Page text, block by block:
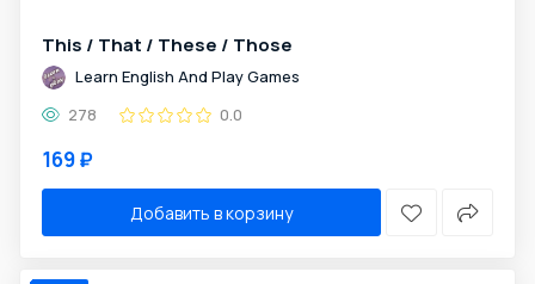
This / That / These / Those
Learn English And Play Games
278
0.0
169 ₽
Добавить в корзину